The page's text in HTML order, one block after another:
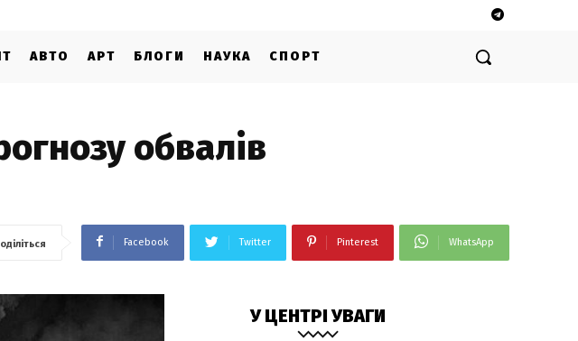
АВТО АРТ БЛОГИ НАУКА СПОРТ
обвалів
Facebook Twitter Pinterest WhatsApp
У ЦЕНТРІ УВАГИ